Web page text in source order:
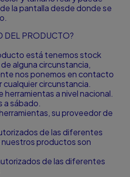
la pantalla desde donde se
DEL PRODUCTO?
está tenemos stock
alguna circunstancia,
nos ponemos en contacto
circunstancia.
a nivel nacional.
a sábado.
su proveedor de
de las diferentes
productos son
de las diferentes